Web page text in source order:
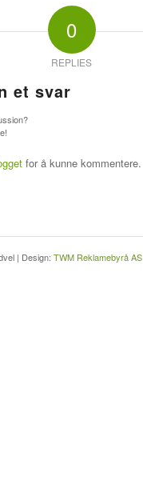
0
REPLIES
et svar
for å kunne kommentere.
| Design: TWM Reklamebyrå AS